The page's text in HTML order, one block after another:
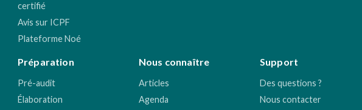
certifié
Avis sur ICPF
Plateforme Noé
Préparation
Pré-audit
Élaboration
Nous connaître
Articles
Agenda
Support
Des questions ?
Nous contacter